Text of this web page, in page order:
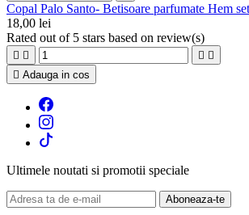
Copal Palo Santo- Betisoare parfumate Hem
18,00 lei
Rated out of 5 stars based on review(s)
   
 Adauga in cos
Ultimele noutati si promotii speciale